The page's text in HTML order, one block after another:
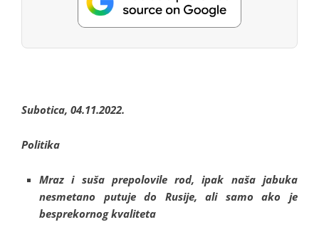
Subotica, 04.11.2022.
Politika
Mraz i suša prepolovile rod, ipak naša jabuka
nesmetano putuje do Rusije, ali samo ako je
besprekornog kvaliteta